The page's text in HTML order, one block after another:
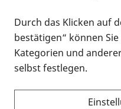
Vorlesen
Alle
Formaten an einem
Sie möchten wissen,
suchen und dieses
Durch das Klicken auf
bestätigen“ können
Kategorien und
selbst festlegen.